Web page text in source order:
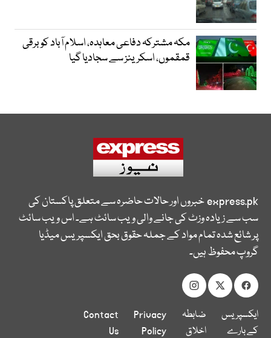
مکہ مشترکہ دفاعی معاہدہ، اسلام آباد کو برقی
قمقموں، اسکرینز سے سجادیا گیا
express.pkخبروں اور حالات حاضرہ سے متعلق پاکستان کی
سب سے زیادہ وزٹ کی جانے والی ویب سائٹ ہے۔ اس ویب سائٹ
پر شائع شدہ تمام مواد کے جملہ حقوق بحق ایکسپریس میڈیا
گروپ محفوظ ہیں۔
ایکسپریس
کے بارے
ضابطہ
اخلاق
Privacy
Policy
Contact
Us